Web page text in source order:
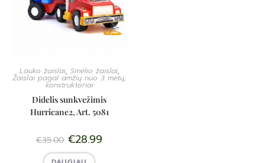
Lauko žaislai, Smėlio žaislai,
Žaislai pagal amžių nuo 3 metų,
konstruktoriai
Didelis sunkvežimis
Hurricane2, Art. 5081
€35.00 €28.99